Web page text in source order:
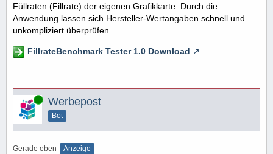
Füllraten (Fillrate) der eigenen Grafikkarte. Durch die
Anwendung lassen sich Hersteller-Wertangaben schnell und
unkompliziert überprüfen. ...
FillrateBenchmark Tester 1.0 Download
Online Werbepost
Bot
Gerade eben Anzeige